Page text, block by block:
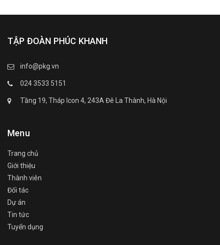
TẬP ĐOÀN PHÚC KHANH
info@pkg.vn
024 3533 5151
Tầng 19, Tháp Icon 4, 243A Đê La Thành, Hà Nội
Menu
Trang chủ
Giới thiệu
Thành viên
Đối tác
Dự án
Tin tức
Tuyển dụng